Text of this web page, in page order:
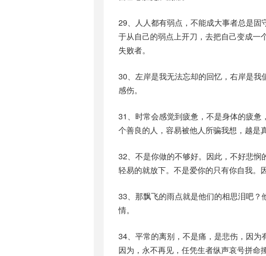
29、人人都有弱点，不能成大事者总是
于从自己的弱点上开刀，去把自己变成一
失败者。
30、左岸是我无法忘却的回忆，右岸是
感伤。
31、时常会感觉到疲惫，不是身体的疲
个善良的人，容易被他人所骗我想，越是
32、不是你做的不够好。因此，不好悲
轻易的就放下。不是爱你的只有你自我。
33、那飘飞的雨点就是他们的相思泪吧
情。
34、平常的离别，不是痛，是悲伤，因为
因为，永不再见，任凭生者纵声哀号拼命